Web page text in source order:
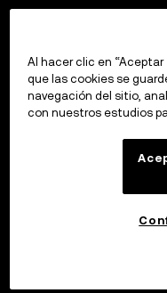
Al hacer clic en
que las cookies se
navegación del sitio,
con nuestros estudios